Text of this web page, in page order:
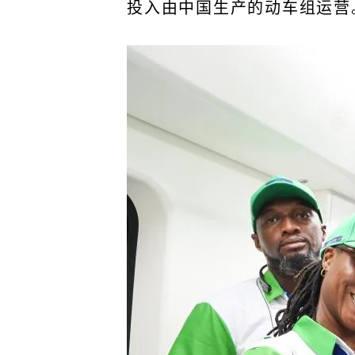
投入由中国生产的动车组运营